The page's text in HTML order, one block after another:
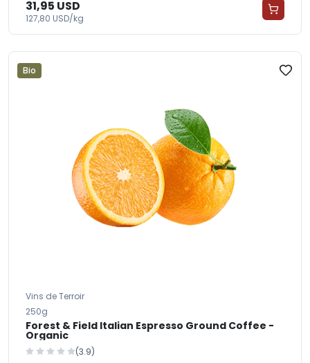
31,95 USD
127,80 USD/kg
Bio
Vins de Terroir
250g
Forest & Field Italian Espresso Ground Coffee -
Organic
(3.9)